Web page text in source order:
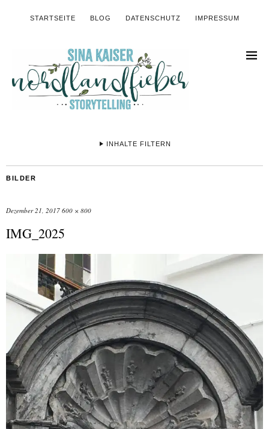
STARTSEITE BLOG DATENSCHUTZ IMPRESSUM
INHALTE FILTERN
BILDER
Dezember 21, 2017 600 × 800
IMG_2025